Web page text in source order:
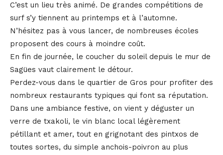
C’est un lieu très animé. De grandes compétitions de
surf s’y tiennent au printemps et à l’automne.
N’hésitez pas à vous lancer, de nombreuses écoles
proposent des cours à moindre coût.
En fin de journée, le coucher du soleil depuis le mur de
Sagües vaut clairement le détour.
Perdez-vous dans le quartier de Gros pour profiter des
nombreux restaurants typiques qui font sa réputation.
Dans une ambiance festive, on vient y déguster un
verre de txakoli, le vin blanc local légèrement
pétillant et amer, tout en grignotant des pintxos de
toutes sortes, du simple anchois-poivron au plus